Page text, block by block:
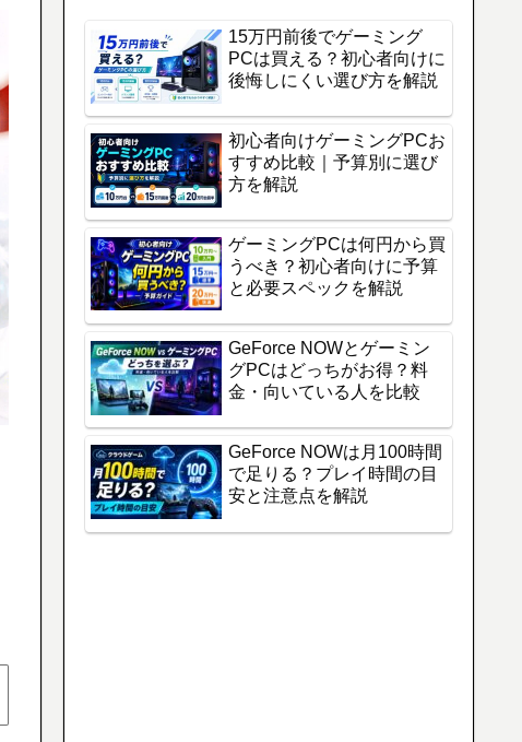
15万円前後でゲーミング
PCは買える？初心者向けに
後悔しにくい選び方を解説
初心者向けゲーミングPCお
すすめ比較｜予算別に選び
方を解説
ゲーミングPCは何円から買
うべき？初心者向けに予算
と必要スペックを解説
GeForce NOWとゲーミン
グPCはどっちがお得？料
金・向いている人を比較
GeForce NOWは月100時間
で足りる？プレイ時間の目
安と注意点を解説